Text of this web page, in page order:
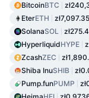
BitcoinBTC
EterETH zł7,097.35
SolanaSOL
HyperliquidHYPE
ZcashZEC
Shiba InuSHIB
Pump.funPUMP